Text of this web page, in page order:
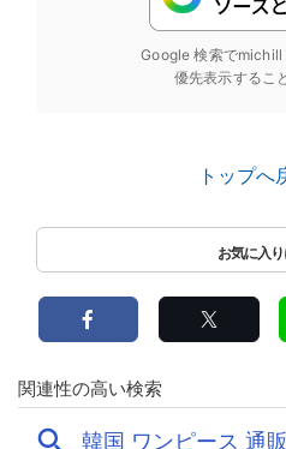
Google 検索でmichill
優先表示するこ
トップへ